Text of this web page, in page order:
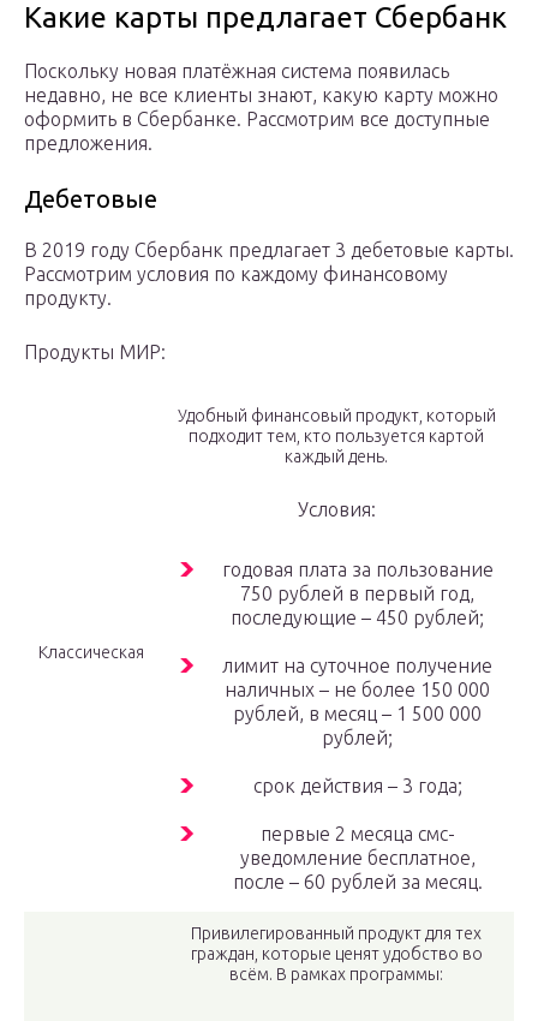
Какие карты предлагает Сбербанк
Поскольку новая платёжная система появилась
недавно, не все клиенты знают, какую карту можно
оформить в Сбербанке. Рассмотрим все доступные
предложения.
Дебетовые
В 2019 году Сбербанк предлагает 3 дебетовые карты.
Рассмотрим условия по каждому финансовому
продукту.
Продукты МИР:
Классическая
Удобный финансовый продукт, который
подходит тем, кто пользуется картой
каждый день.
Условия:
годовая плата за пользование
750 рублей в первый год,
последующие – 450 рублей;
лимит на суточное получение
наличных – не более 150 000
рублей, в месяц – 1 500 000
рублей;
срок действия – 3 года;
первые 2 месяца смс-
уведомление бесплатное,
после – 60 рублей за месяц.
Привилегированный продукт для тех
граждан, которые ценят удобство во
всём. В рамках программы: